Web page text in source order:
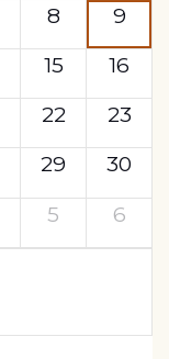
8
9
15
16
22
23
29
30
5 6